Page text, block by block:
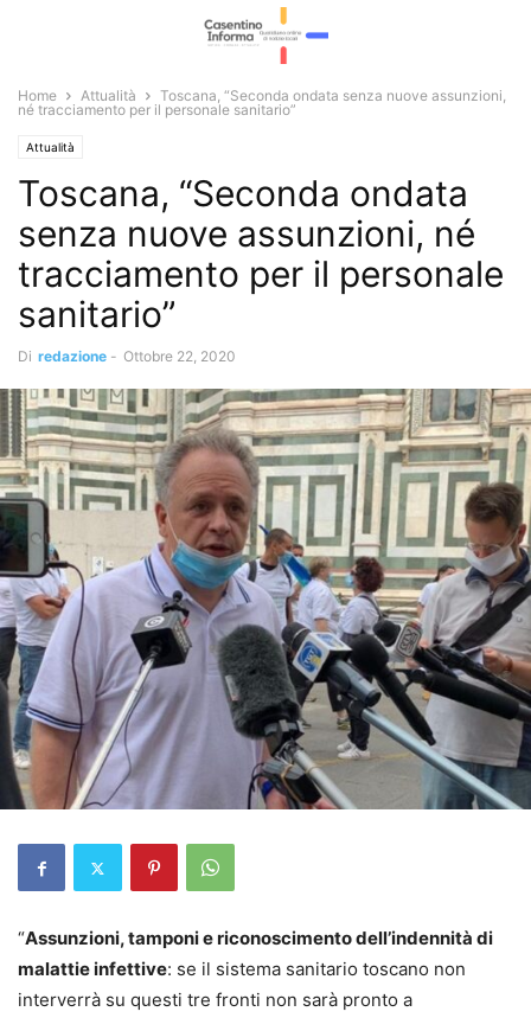
Home Attualità
Toscana, “Seconda ondata senza nuove assunzioni,
né tracciamento per il personale sanitario”
Attualità
Toscana, “Seconda ondata
senza nuove assunzioni, né
tracciamento per il personale
sanitario”
Di redazione - Ottobre 22, 2020
“Assunzioni, tamponi e riconoscimento dell’indennità di
malattie infettive: se il sistema sanitario toscano non
interverrà su questi tre fronti non sarà pronto a